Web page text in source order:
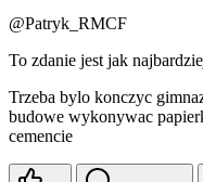
@Patryk_RMCF
To zdanie jest jak
Trzeba bylo konczyc
budowe wykonywac
cemencie